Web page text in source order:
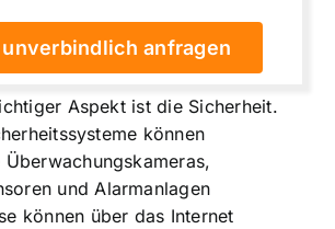
anfragen
Aspekt ist die Sicherheit.
können
und Alarmanlagen
können über das Internet